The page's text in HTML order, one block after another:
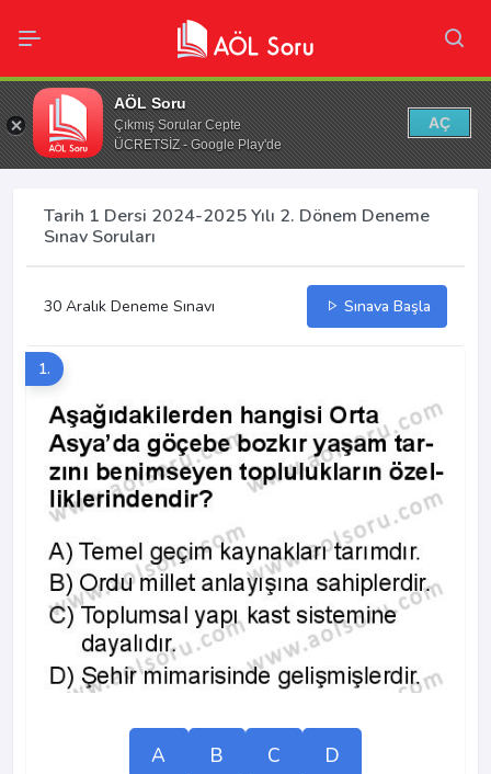
AÖL Soru
Çıkmış Sorular Cepte
ÜCRETSİZ - Google Play'de
AÇ
Tarih 1 Dersi 2024-2025 Yılı 2. Dönem Deneme
Sınav Soruları
30 Aralık Deneme Sınavı Sınava Başla
1.
A B C D